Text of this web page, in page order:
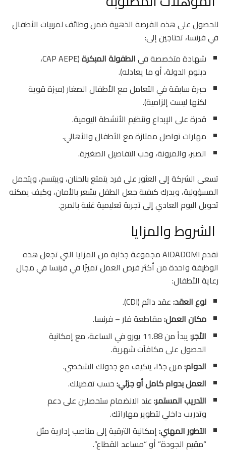
للحصول على هذه الفرصة الذهبية ضمن وظائف لمربيات الأطفال
في فرنسا، تحتاجين إلى:
شهادة متخصصة فيالطفولة المبكرة
(CAP AEPE،
دبلوم الدولة، أو ما يعادله).
خبرة سابقة في التعامل مع الأطفال الصغار (ميزة قوية
لكنها ليست إلزامية).
قدرة على الإبداع وتنظيم الأنشطة اليومية.
مهارات تواصل ممتازة مع الأطفال والأهالي.
الصبر، والمرونة، وحب التفاصيل الصغيرة.
تسعى الشركة إلى العثور على فرد يتمتع بالحنان، ويبتسم، ويتحمل
المسؤولية، ويدرك كيفية جعل الطفل يشعر بالأمان، وكيف يمكنه
تحويل اليوم العادي إلى تجربة تعليمية غنية بالمرح.
الشروط والمزايا
تقدم AIDADOMI مجموعة جذابة من المزايا التي تجعل هذه
الوظيفة واحدة من أكثر فرص العمل تميزًا في فرنسا في مجال
رعاية الأطفال:
نوع العقد:عقد دائم (CDI).
مكان العمل:مقاطعة فار – فرنسا.
الأجر:
يبدأ من 11.88 يورو في الساعة، مع إمكانية
الحصول على مكافآت شهرية.
الدوام:مرن جدًا، يتكيف مع جدولك الشخصي.
العمل بدوام كامل أو جزئي:حسب تفضيلك.
التدريب المستمر:عند الانضمام ستحصلين على دعم
وتدريب داخلي لتطوير مهاراتك.
التطور المهني:إمكانية الترقية إلى مناصب إدارية مثل
“مقيم الجودة” أو “مساعد القطاع”.